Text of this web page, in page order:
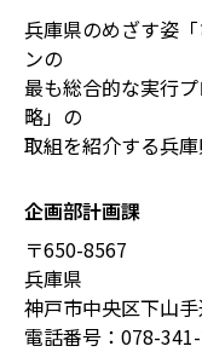
兵庫県のめざす姿
ンの
最も総合的な実行
略」の
取組を紹介する兵庫
企画部計画課
〒650-8567
兵庫県
神戸市中央区下山
電話番号： 078-